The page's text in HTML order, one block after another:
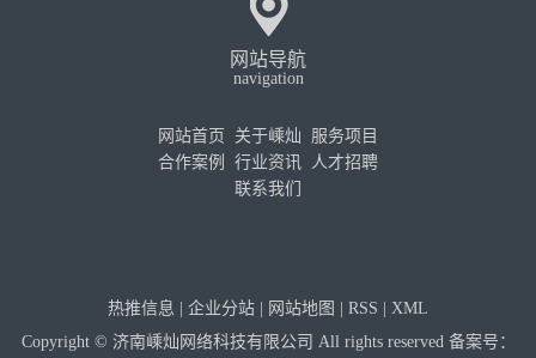
网站导航
navigation
网站首页 关于嵊灿
服务项目
合作案例
行业资讯
人才招聘
联系我们
热推信息 | 企业分站 | 网站地图 | RSS | XML
Copyright © 济南嵊灿网络科技有限公司 All rights reserved 备案号：